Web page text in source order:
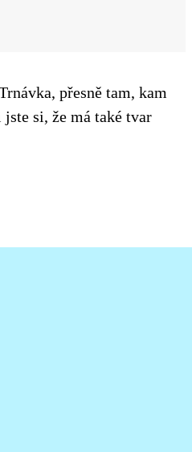
přesně tam, kam
si, že má také tvar